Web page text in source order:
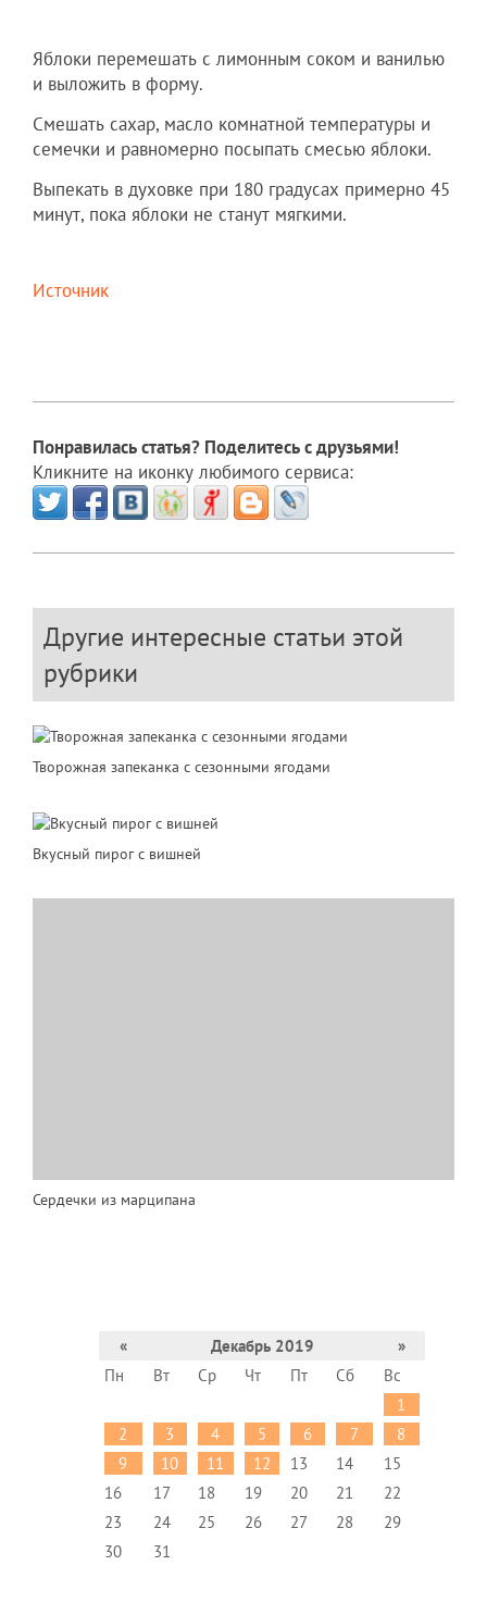
Яблоки перемешать с лимонным соком и ванилью
и выложить в форму.
Смешать сахар, масло комнатной температуры и
семечки и равномерно посыпать смесью яблоки.
Выпекать в духовке при 180 градусах примерно 45
минут, пока яблоки не станут мягкими.
Источник
Понравилась статья? Поделитесь с друзьями!
Кликните на иконку любимого сервиса:
Другие интересные статьи этой
рубрики
Творожная запеканка с сезонными ягодами
Вкусный пирог с вишней
Сердечки из марципана
« Декабрь 2019
»
Пн
Вт Ср Чт Пт Сб
Вс
1
2
3 4 5 6 7
8
9
10 11 12 13 14
15
16
17 18 19 20 21
22
23
24 25 26 27 28
29
30
31